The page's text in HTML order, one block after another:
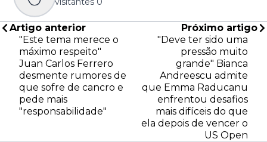
Artigo anterior
"Este tema merece o
máximo respeito"
Juan Carlos Ferrero
desmente rumores de
que sofre de cancro e
pede mais
"responsabilidade"
Próximo artigo
"Deve ter sido uma
pressão muito
grande" Bianca
Andreescu admite
que Emma Raducanu
enfrentou desafios
mais difíceis do que
ela depois de vencer o
US Open